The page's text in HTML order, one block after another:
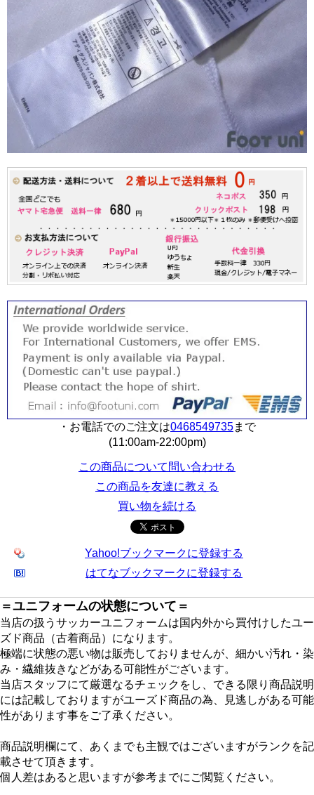
・お電話でのご注文は0468549735まで
(11:00am-22:00pm)
この商品について問い合わせる
この商品を友達に教える
買い物を続ける
Yahoo!ブックマークに登録する
はてなブックマークに登録する
＝ユニフォームの状態について＝
当店の扱うサッカーユニフォームは国内外から買付けしたユー
ズド商品（古着商品）になります。
極端に状態の悪い物は販売しておりませんが、細かい汚れ・染
み・繊維抜きなどがある可能性がございます。
当店スタッフにて厳選なるチェックをし、できる限り商品説明
には記載しておりますがユーズド商品の為、見逃しがある可能
性があります事をご了承ください。
商品説明欄にて、あくまでも主観ではございますがランクを記
載させて頂きます。
個人差はあると思いますが参考までにご閲覧ください。